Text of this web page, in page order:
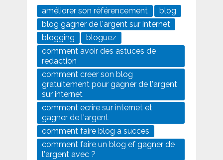
améliorer son référencement
blog
blog gagner de l'argent sur internet
blogging
bloguez
comment avoir des astuces de
redaction
comment creer son blog
gratuitement pour gagner de l'argent
sur internet
comment ecrire sur internet et
gagner de l'argent
comment faire blog a succes
comment faire un blog ef gagner de
l'argent avec ?